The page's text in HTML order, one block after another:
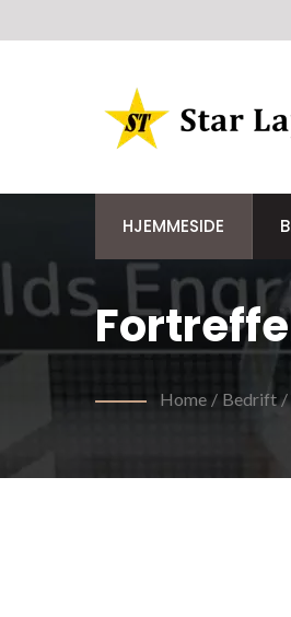
HJEMMESIDE
Home / Bedrift /